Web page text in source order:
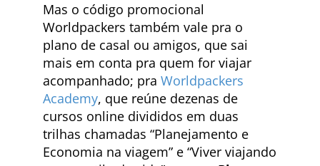
Mas o código promocional
Worldpackers também vale pra o
plano de casal ou amigos, que sai
mais em conta pra quem for viajar
acompanhado; pra Worldpackers
Academy, que reúne dezenas de
cursos online divididos em duas
trilhas chamadas “Planejamento e
Economia na viagem” e “Viver viajando